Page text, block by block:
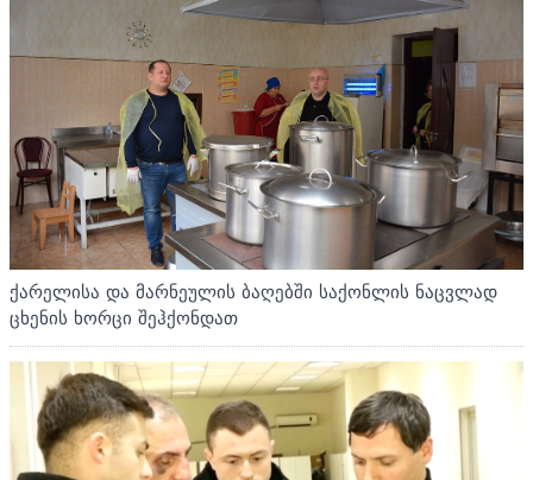
ქარელისა და მარნეულის ბაღებში საქონლის ნაცვლად
ცხენის ხორცი შეჰქონდათ